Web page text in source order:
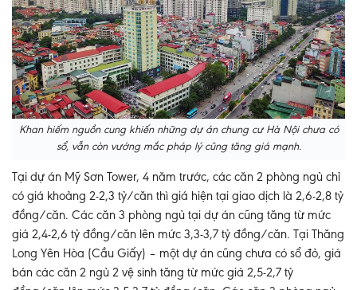
Khan hiếm nguồn cung khiến những dự án chung cư Hà Nội chưa có
sổ, vẫn còn vướng mắc pháp lý cũng tăng giá mạnh.
Tại dự án Mỹ Sơn Tower, 4 năm trước, các căn 2 phòng ngủ chỉ
có giá khoảng 2-2,3 tỷ/căn thì giá hiện tại giao dịch là 2,6-2,8 tỷ
đồng/căn. Các căn 3 phòng ngủ tại dự án cũng tăng từ mức
giá 2,4-2,6 tỷ đồng/căn lên mức 3,3-3,7 tỷ đồng/căn. Tại Thăng
Long Yên Hòa (Cầu Giấy) – một dự án cũng chưa có sổ đỏ, giá
bán các căn 2 ngủ 2 vệ sinh tăng từ mức giá 2,5-2,7 tỷ